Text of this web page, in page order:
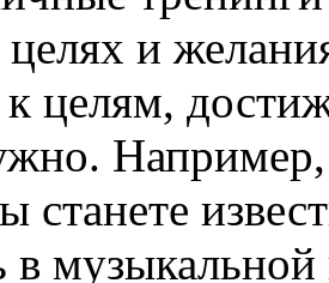
и
целям,
Например,
станете
в